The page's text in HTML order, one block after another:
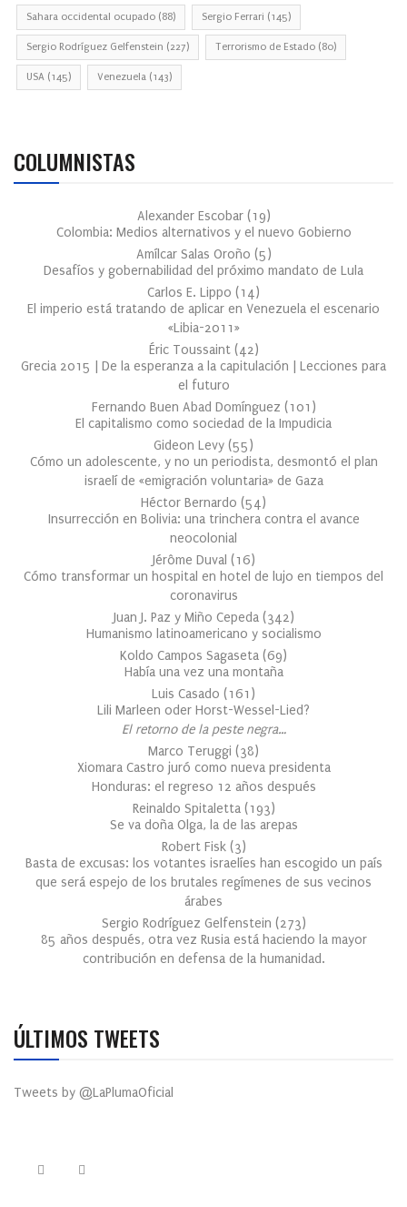
Sahara occidental ocupado (88) Sergio Ferrari (145)
Sergio Rodríguez Gelfenstein (227) Terrorismo de Estado (80)
USA (145) Venezuela (143)
COLUMNISTAS
Alexander Escobar (19)
Colombia: Medios alternativos y el nuevo Gobierno
Amílcar Salas Oroño (5)
Desafíos y gobernabilidad del próximo mandato de Lula
Carlos E. Lippo (14)
El imperio está tratando de aplicar en Venezuela el escenario
«Libia-2011»
Éric Toussaint (42)
Grecia 2015 | De la esperanza a la capitulación | Lecciones para
el futuro
Fernando Buen Abad Domínguez (101 )
El capitalismo como sociedad de la Impudicia
Gideon Levy (55)
Cómo un adolescente, y no un periodista, desmontó el plan
israelí de «emigración voluntaria» de Gaza
Héctor Bernardo (54)
Insurrección en Bolivia: una trinchera contra el avance
neocolonial
Jérôme Duval (16)
Cómo transformar un hospital en hotel de lujo en tiempos del
coronavirus
Juan J. Paz y Miño Cepeda (342)
Humanismo latinoamericano y socialismo
Koldo Campos Sagaseta (69)
Había una vez una montaña
Luis Casado (161 )
Lili Marleen oder Horst-Wessel-Lied?
El retorno de la peste negra…
Marco Teruggi (38)
Xiomara Castro juró como nueva presidenta
Honduras: el regreso 12 años después
Reinaldo Spitaletta (193)
Se va doña Olga, la de las arepas
Robert Fisk (3)
Basta de excusas: los votantes israelíes han escogido un país
que será espejo de los brutales regímenes de sus vecinos
árabes
Sergio Rodríguez Gelfenstein (273)
85 años después, otra vez Rusia está haciendo la mayor
contribución en defensa de la humanidad.
ÚLTIMOS TWEETS
Tweets by @LaPlumaOficial